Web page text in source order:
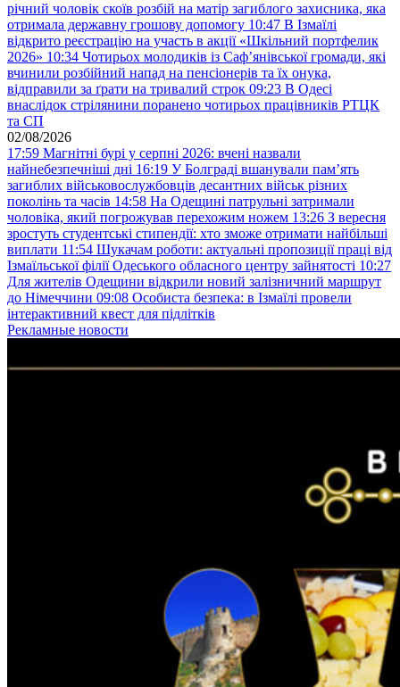
річний чоловік скоїв розбій на матір загиблого захисника, яка
отримала державну грошову допомогу 10:47 В Ізмаїлі
відкрито реєстрацію на участь в акції «Шкільний портфелик
2026» 10:34 Чотирьох молодиків із Саф’янівської громади, які
вчинили розбійний напад на пенсіонерів та їх онука,
відправили за ґрати на тривалий строк 09:23 В Одесі
внаслідок стрілянини поранено чотирьох працівників РТЦК
та СП
02/08/2026
17:59 Магнітні бурі у серпні 2026: вчені назвали
найнебезпечніші дні 16:19 У Болграді вшанували пам’ять
загиблих військовослужбовців десантних військ різних
поколінь та часів 14:58 На Одещині патрульні затримали
чоловіка, який погрожував перехожим ножем 13:26 З вересня
зростуть студентські стипендії: хто зможе отримати найбільші
виплати 11:54 Шукачам роботи: актуальні пропозиції праці від
Ізмаїльської філії Одеського обласного центру зайнятості 10:27
Для жителів Одещини відкрили новий залізничний маршрут
до Німеччини 09:08 Особиста безпека: в Ізмаїлі провели
інтерактивний квест для підлітків
Рекламные новости